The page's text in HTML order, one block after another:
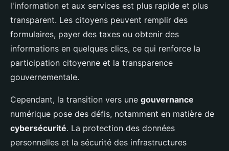
l'information et aux services est plus rapide et plus
transparent. Les citoyens peuvent remplir des
formulaires, payer des taxes ou obtenir des
informations en quelques clics, ce qui renforce la
participation citoyenne et la transparence
gouvernementale.
Cependant, la transition vers une gouvernance
numérique pose des défis, notamment en matière de
cybersécurité. La protection des données
personnelles et la sécurité des infrastructures